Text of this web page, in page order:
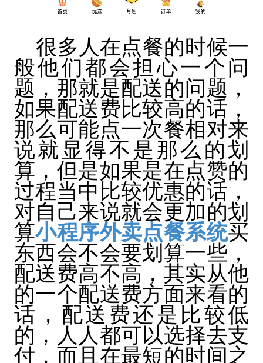
很多人在点餐的时候一
般他们都会担心一个问
题，那就是配送的问题，
如果配送费比较高的话，
那么可能点一次餐相对来
说就显得不是那么的划
算，但是如果是在点赞的
过程当中比较优惠的话，
对自己来说就会更加的划
算小程序外卖点餐系统买
东西会不会要划算一些，
配送费高不高，其实从他
的一个配送费方面来看的
话，配送费还是比较低
的，人人都可以选择去支
付，而且在最短的时间之